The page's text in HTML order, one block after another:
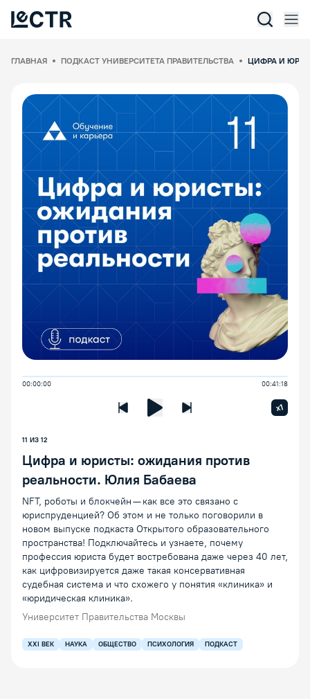
ГЛАВНАЯ ПОДКАСТ УНИВЕРСИТЕТА ПРАВИТЕЛЬСТВА ЦИФРА И
00:00:00 00:41:18
Предыдущая лекцияСледующая лекция
x1
11 ИЗ 12
Цифра и юристы: ожидания против
реальности. Юлия Бабаева
NFT, роботы и блокчейн — как все это связано с
юриспруденцией? Об этом и не только поговорили в
новом выпуске подкаста Открытого образовательного
пространства! Подключайтесь и узнаете, почему
профессия юриста будет востребована даже через 40 лет,
как цифровизируется даже такая консервативная
судебная система и что схожего у понятия «клиника» и
«юридическая клиника».
Университет Правительства Москвы
XXI ВЕК НАУКА ОБЩЕСТВО ПСИХОЛОГИЯ ПОДКАСТ